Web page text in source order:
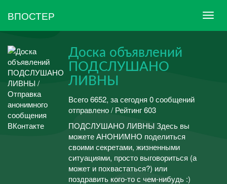
ВПОСТЕР
Доска объявлений
ПОДСЛУШАНО
ЛИВНЫ
Всего 6652, за сегодня 0 сообщений
отправлено / Рейтинг 603
ПОДСЛУШАНО ЛИВНЫ Здесь вы
можете АНОНИМНО поделиться
своими секретами, жизненными
ситуациями, просто выговориться (а
может и похвастаться?) или
поздравить кого-то с чем-нибудь :)